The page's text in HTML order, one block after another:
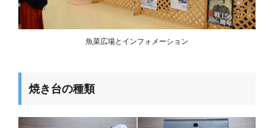
魚菜広場とインフォメーション
焼き台の種類